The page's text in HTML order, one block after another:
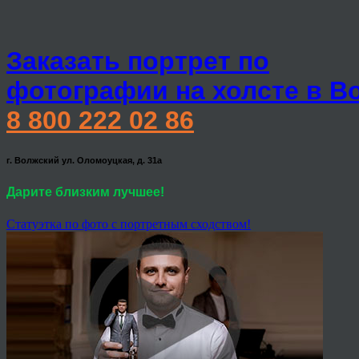
Заказать портрет по
фотографии на холсте в
8 800 222 02 86
г. Волжский ул. Оломоуцкая, д. 31а
Дарите близким лучшее!
Статуэтка по фото с портретным сходством!